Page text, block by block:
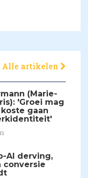
Alle artikelen
(Marie-
'Groei mag
gaan
AI derving,
conversie